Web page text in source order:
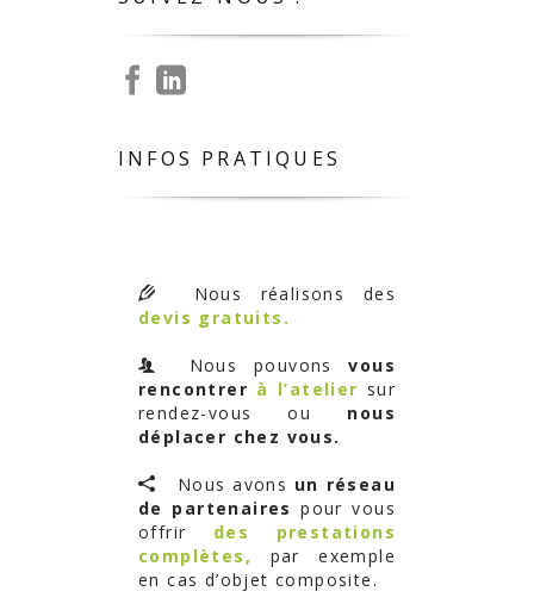
INFOS PRATIQUES
Nous réalisons des
devis gratuits.
Nous pouvonsvous
rencontrer à l’atelier sur
rendez-vous ou nous
déplacer chez vous.
Nous avons un réseau
de partenairespour vous
offrir des prestations
complètes,
par exemple
en cas d’objet composite.